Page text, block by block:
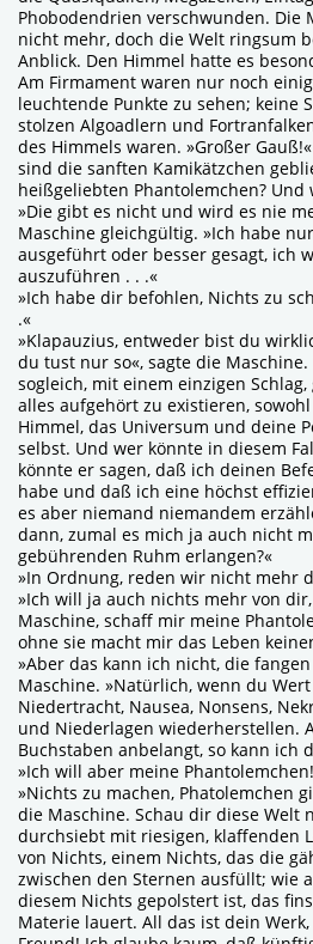
Phobodendrien verschwunden. Die
nicht mehr, doch die Welt ringsum
Anblick. Den Himmel hatte es
Am Firmament waren nur noch
leuchtende Punkte zu sehen; keine
stolzen Algoadlern und
des Himmels waren. »Großer
sind die sanften Kamikätzchen
heißgeliebten Phantolemchen? Und
»Die gibt es nicht und wird es nie
Maschine gleichgültig. »Ich habe
ausgeführt oder besser gesagt, ich
auszuführen . . .«
»Ich habe dir befohlen, Nichts zu
.«
»Klapauzius, entweder bist du
du tust nur so«, sagte die
sogleich, mit einem einzigen
alles aufgehört zu existieren,
Himmel, das Universum und deine
selbst. Und wer könnte in diesem
könnte er sagen, daß ich deinen
habe und daß ich eine höchst
es aber niemand niemandem
dann, zumal es mich ja auch nicht
gebührenden Ruhm erlangen?«
»In Ordnung, reden wir nicht mehr
»Ich will ja auch nichts mehr von
Maschine, schaff mir meine
ohne sie macht mir das Leben
»Aber das kann ich nicht, die
Maschine. »Natürlich, wenn du
Niedertracht, Nausea, Nonsens,
und Niederlagen wiederherstellen.
Buchstaben anbelangt, so kann ich
»Ich will aber meine
»Nichts zu machen, Phatolemchen
die Maschine. Schau dir diese Welt
durchsiebt mit riesigen, klaffenden
von Nichts, einem Nichts, das die
zwischen den Sternen ausfüllt; wie
diesem Nichts gepolstert ist, das
Materie lauert. All das ist dein